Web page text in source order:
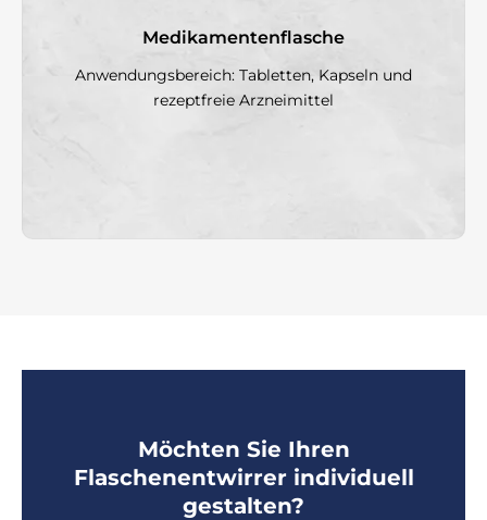
Medikamentenflasche
Anwendungsbereich: Tabletten, Kapseln und
rezeptfreie Arzneimittel
Möchten Sie Ihren
Flaschenentwirrer individuell
gestalten?